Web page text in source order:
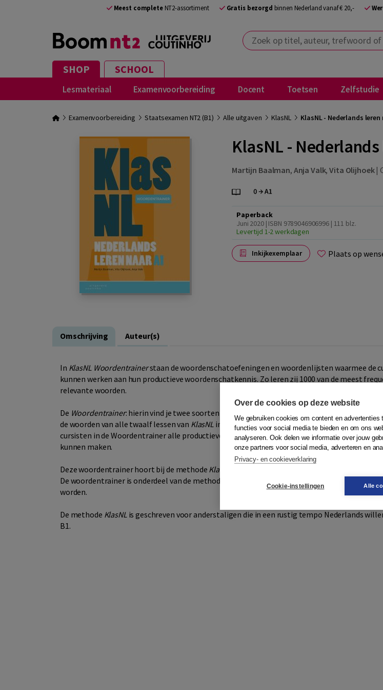
Meest completeNT2-assortiment Gratis bezorgd binnen Nederland vanaf € 20,-
Zoek op titel, auteur, trefwoord of ISBN
SHOP SCHOOL
Lesmateriaal Examenvoorbereiding Docent Toetsen Zelfstudie
Examenvoorbereiding Staatsexamen NT2 (B1) Alle uitgaven KlasNL KlasNL - Nederlands
KlasNL -
Martijn Baalman, Anja Valk,Vita Olijhoek|
Paperback
Juni 2020 | ISBN 9789046906996 | 111 blz.
Levertijd 1-2 werkdagen
Inkijkexemplaar Plaats op
Omschrijving Auteur(s)
In KlasNL Woordentrainerstaan de woordenschatoefeningen en woordenlijsten waarmee de
kunnen werken aan hun productieve woordenschatkennis. Zo leren zij 1000 van de meest
relevante woorden.
De Woordentrainer: hierin vind je twee soorten woordenlijsten: alfabetische lijsten per les en
de woorden van alle twaalf lessen van KlasNL in alfabetische volgorde zijn opgenomen.
cursisten in de Woordentrainer alle productieve woordenschatoefeningen, die ze zelfstandig
kunnen maken.
Deze woordentrainer hoort bij de methode KlasNL
De woordentrainer is onderdeel van de methode
worden.
De methode KlasNLis geschreven voor anderstaligen die in een rustig tempo Nederlands
B1.
Over de cookies op deze website
We gebruiken cookies om content en advertenties
functies voor social media te bieden en om ons
analyseren. Ook delen we informatie over jouw
onze partners voor social media, adverteren en
Privacy- en cookieverklaring
Cookie-instellingen Alle